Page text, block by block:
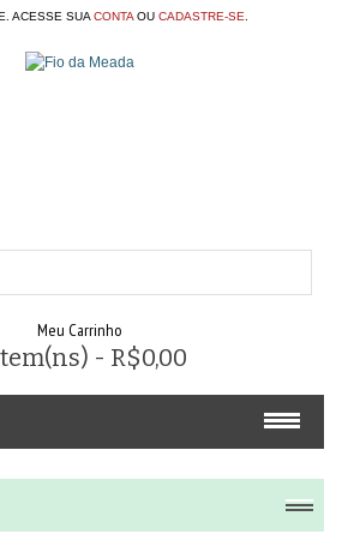
ACESSE SUA CONTAOU CADASTRE-SE
Meu Carrinho
- R$0,00